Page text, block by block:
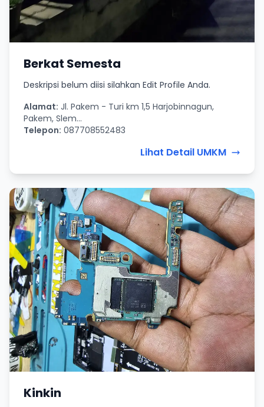
Berkat Semesta
Deskripsi belum diisi silahkan Edit Profile Anda.
Alamat: Jl. Pakem - Turi km 1,5 Harjobinnagun,
Pakem, Slem...
Telepon: 087708552483
Lihat Detail UMKM
Kinkin